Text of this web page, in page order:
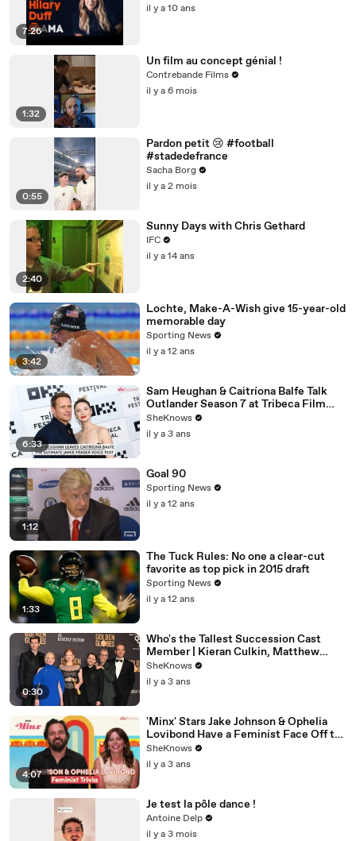
7:26
il y a 10 ans
1:32
Un film au concept génial !
Contrebande Films
il y a 6 mois
0:55
Pardon petit 😢 #football
#stadedefrance
Sacha Borg
il y a 2 mois
2:40
Sunny Days with Chris Gethard
IFC
il y a 14 ans
3:42
Lochte, Make-A-Wish give 15-year-old
memorable day
Sporting News
il y a 12 ans
6:33
Sam Heughan & Caitríona Balfe Talk
Outlander Season 7 at Tribeca Film
Festival Premiere
SheKnows
il y a 3 ans
1:12
Goal 90
Sporting News
il y a 12 ans
1:33
The Tuck Rules: No one a clear-cut
favorite as top pick in 2015 draft
Sporting News
il y a 12 ans
0:30
Who's the Tallest Succession Cast
Member | Kieran Culkin, Matthew
Macfadyen, Nicholas Braun
SheKnows
il y a 3 ans
4:07
'Minx' Stars Jake Johnson & Ophelia
Lovibond Have a Feminist Face Off to
Celebrate Season 2
SheKnows
il y a 3 ans
Je test la pôle dance !
Antoine Delp
il y a 3 mois